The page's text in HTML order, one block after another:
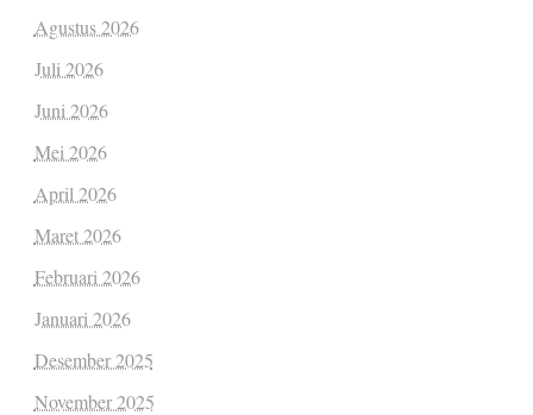
Agustus 2026
Juli 2026
Juni 2026
Mei 2026
April 2026
Maret 2026
Februari 2026
Januari 2026
Desember 2025
November 2025